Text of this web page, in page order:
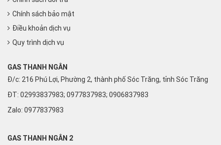
Chính sách bảo mật
Điều khoản dịch vụ
Quy trình dịch vụ
GAS THANH NGÂN
Đ/c: 216 Phú Lợi, Phường 2, thành phố Sóc Trăng, tỉnh Sóc Trăng
ĐT: 02993837983; 0977837983; 0906837983
Zalo: 0977837983
GAS THANH NGÂN 2